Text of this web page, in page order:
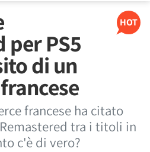
HOT
per PS5
di un
francese ha citato
tra i titoli in
c'è di vero?